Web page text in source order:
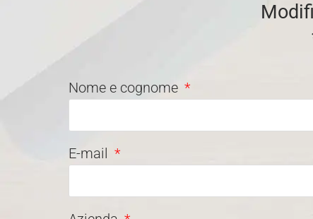
Nome e cognome
E-mail